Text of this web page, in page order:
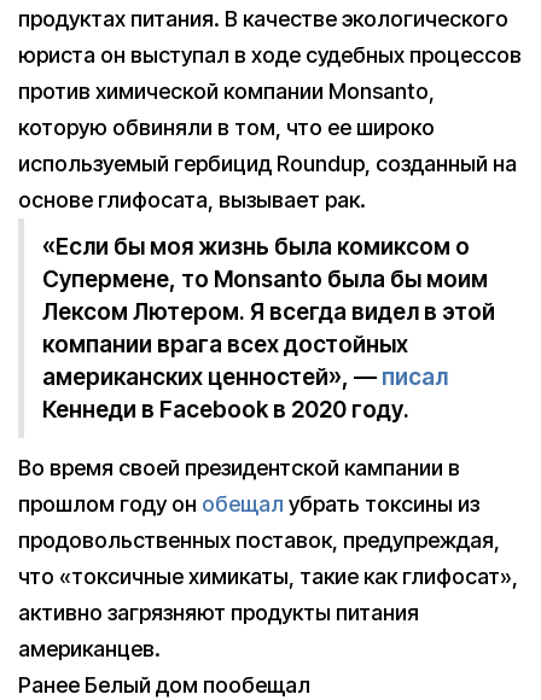
продуктах питания. В качестве экологического
юриста он выступал в ходе судебных процессов
против химической компании Monsanto,
которую обвиняли в том, что ее широко
используемый гербицид Roundup, созданный на
основе глифосата, вызывает рак.
«Если бы моя жизнь была комиксом о
Супермене, то Monsanto была бы моим
Лексом Лютером. Я всегда видел в этой
компании врага всех достойных
американских ценностей», — писал
Кеннеди в Facebook в 2020 году.
Во время своей президентской кампании в
прошлом году он обещал убрать токсины из
продовольственных поставок, предупреждая,
что «токсичные химикаты, такие как глифосат»,
активно загрязняют продукты питания
американцев.
Ранее Белый дом пообещал